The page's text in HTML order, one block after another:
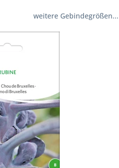
weitere Gebindegrößen...